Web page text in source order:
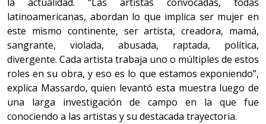
latinoamericanas, abordan lo que implica ser mujer en
este mismo continente, ser artista, creadora, mamá,
sangrante, violada, abusada, raptada, política,
divergente. Cada artista trabaja uno o múltiples de estos
roles en su obra, y eso es lo que estamos exponiendo”,
explica Massardo, quien levantó esta muestra luego de
una larga investigación de campo en la que fue
conociendo a las artistas y su destacada trayectoria.